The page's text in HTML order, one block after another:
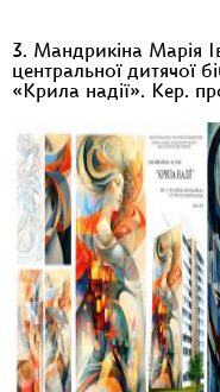
3. Мандрикіна Марія
центральної дитячої
«Крила надії». Кер.